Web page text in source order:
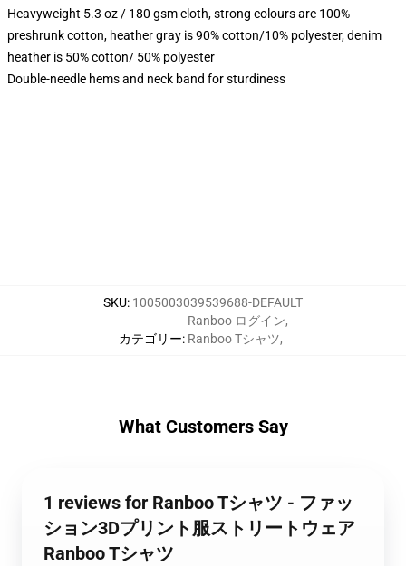
Heavyweight 5.3 oz / 180 gsm cloth, strong colours are 100%
preshrunk cotton, heather gray is 90% cotton/10% polyester, denim
heather is 50% cotton/ 50% polyester
Double-needle hems and neck band for sturdiness
SKU: 1005003039539688-DEFAULT
カテゴリー:
Ranboo ログイン,
Ranboo Tシャツ,
What Customers Say
1 reviews for Ranboo Tシャツ - ファッ
ション3Dプリント服ストリートウェア
Ranboo Tシャツ